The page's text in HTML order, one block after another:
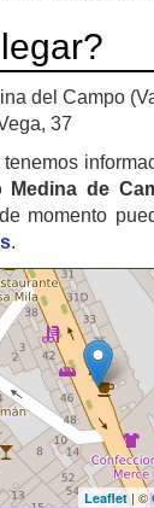
del Campo
37
tenemos
Medina de
momento
.
Leaflet| ©